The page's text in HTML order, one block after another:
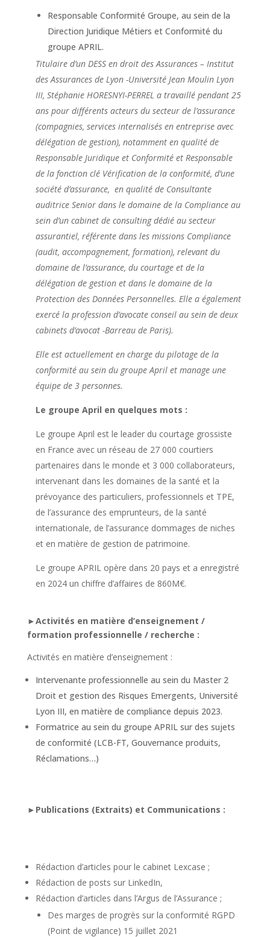
Responsable Conformité Groupe, au sein de la
Direction Juridique Métiers et Conformité du
groupe APRIL.
Titulaire d’un DESS en droit des Assurances – Institut
des Assurances de Lyon -Université Jean Moulin Lyon
III, Stéphanie HORESNYI-PERREL a travaillé pendant 25
ans pour différents acteurs du secteur de l’assurance
(compagnies, services internalisés en entreprise avec
délégation de gestion), notamment en qualité de
Responsable Juridique et Conformité et Responsable
de la fonction clé Vérification de la conformité, d’une
société d’assurance, en qualité de Consultante
auditrice Senior dans le domaine de la Compliance au
sein d’un cabinet de consulting dédié au secteur
assurantiel, référente dans les missions Compliance
(audit, accompagnement, formation), relevant du
domaine de l’assurance, du courtage et de la
délégation de gestion et dans le domaine de la
Protection des Données Personnelles. Elle a également
exercé la profession d’avocate conseil au sein de deux
cabinets d’avocat -Barreau de Paris).
Elle est actuellement en charge du pilotage de la
conformité au sein du groupe April et manage une
équipe de 3 personnes.
Le groupe April en quelques mots :
Le groupe April est le leader du courtage grossiste
en France avec un réseau de 27 000 courtiers
partenaires dans le monde et 3 000 collaborateurs,
intervenant dans les domaines de la santé et la
prévoyance des particuliers, professionnels et TPE,
de l’assurance des emprunteurs, de la santé
internationale, de l’assurance dommages de niches
et en matière de gestion de patrimoine.
Le groupe APRIL opère dans 20 pays et a enregistré
en 2024 un chiffre d’affaires de 860M€.
►Activités en matière d’enseignement /
formation professionnelle / recherche :
Activités en matière d’enseignement :
Intervenante professionnelle au sein du Master 2
Droit et gestion des Risques Emergents, Université
Lyon III, en matière de compliance depuis 2023.
Formatrice au sein du groupe APRIL sur des sujets
de conformité (LCB-FT, Gouvernance produits,
Réclamations…)
► Publications (Extraits) et Communications :
Rédaction d’articles pour le cabinet Lexcase ;
Rédaction de posts sur LinkedIn,
Rédaction d’articles dans l’Argus de l’Assurance ;
Des marges de progrès sur la conformité RGPD
(Point de vigilance) 15 juillet 2021